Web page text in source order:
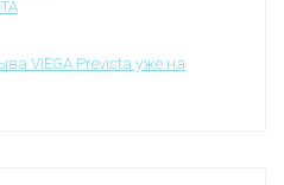
VIEGA Prevista уже на